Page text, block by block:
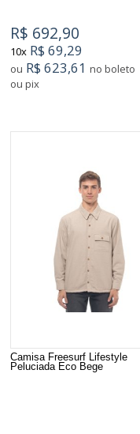
R$ 692,90
10x R$ 69,29
ou R$ 623,61 no boleto
ou pix
Camisa Freesurf Lifestyle
Peluciada Eco Bege